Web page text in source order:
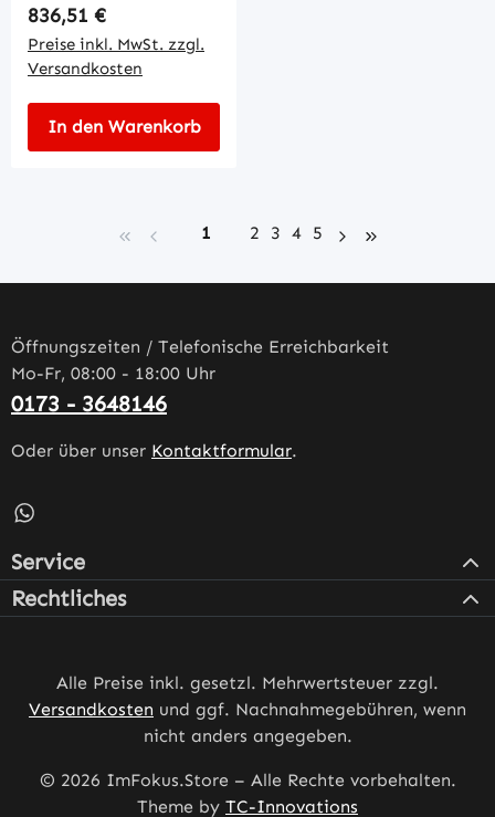
Regulärer Preis:
836,51 €
Preise inkl. MwSt. zzgl.
Versandkosten
In den Warenkorb
Seite
1 Seite
2 Seite
3 Seite
4 Seite
5
Öffnungszeiten / Telefonische Erreichbarkeit
Mo-Fr, 08:00 - 18:00 Uhr
0173 - 3648146
Oder über unser Kontaktformular.
Schreib uns auf WhatsApp – öffnet in neuem Tab
Service
Rechtliches
Alle Preise inkl. gesetzl. Mehrwertsteuer zzgl.
Versandkosten und ggf. Nachnahmegebühren, wenn
nicht anders angegeben.
© 2026 ImFokus.Store – Alle Rechte vorbehalten.
Theme by TC-Innovations